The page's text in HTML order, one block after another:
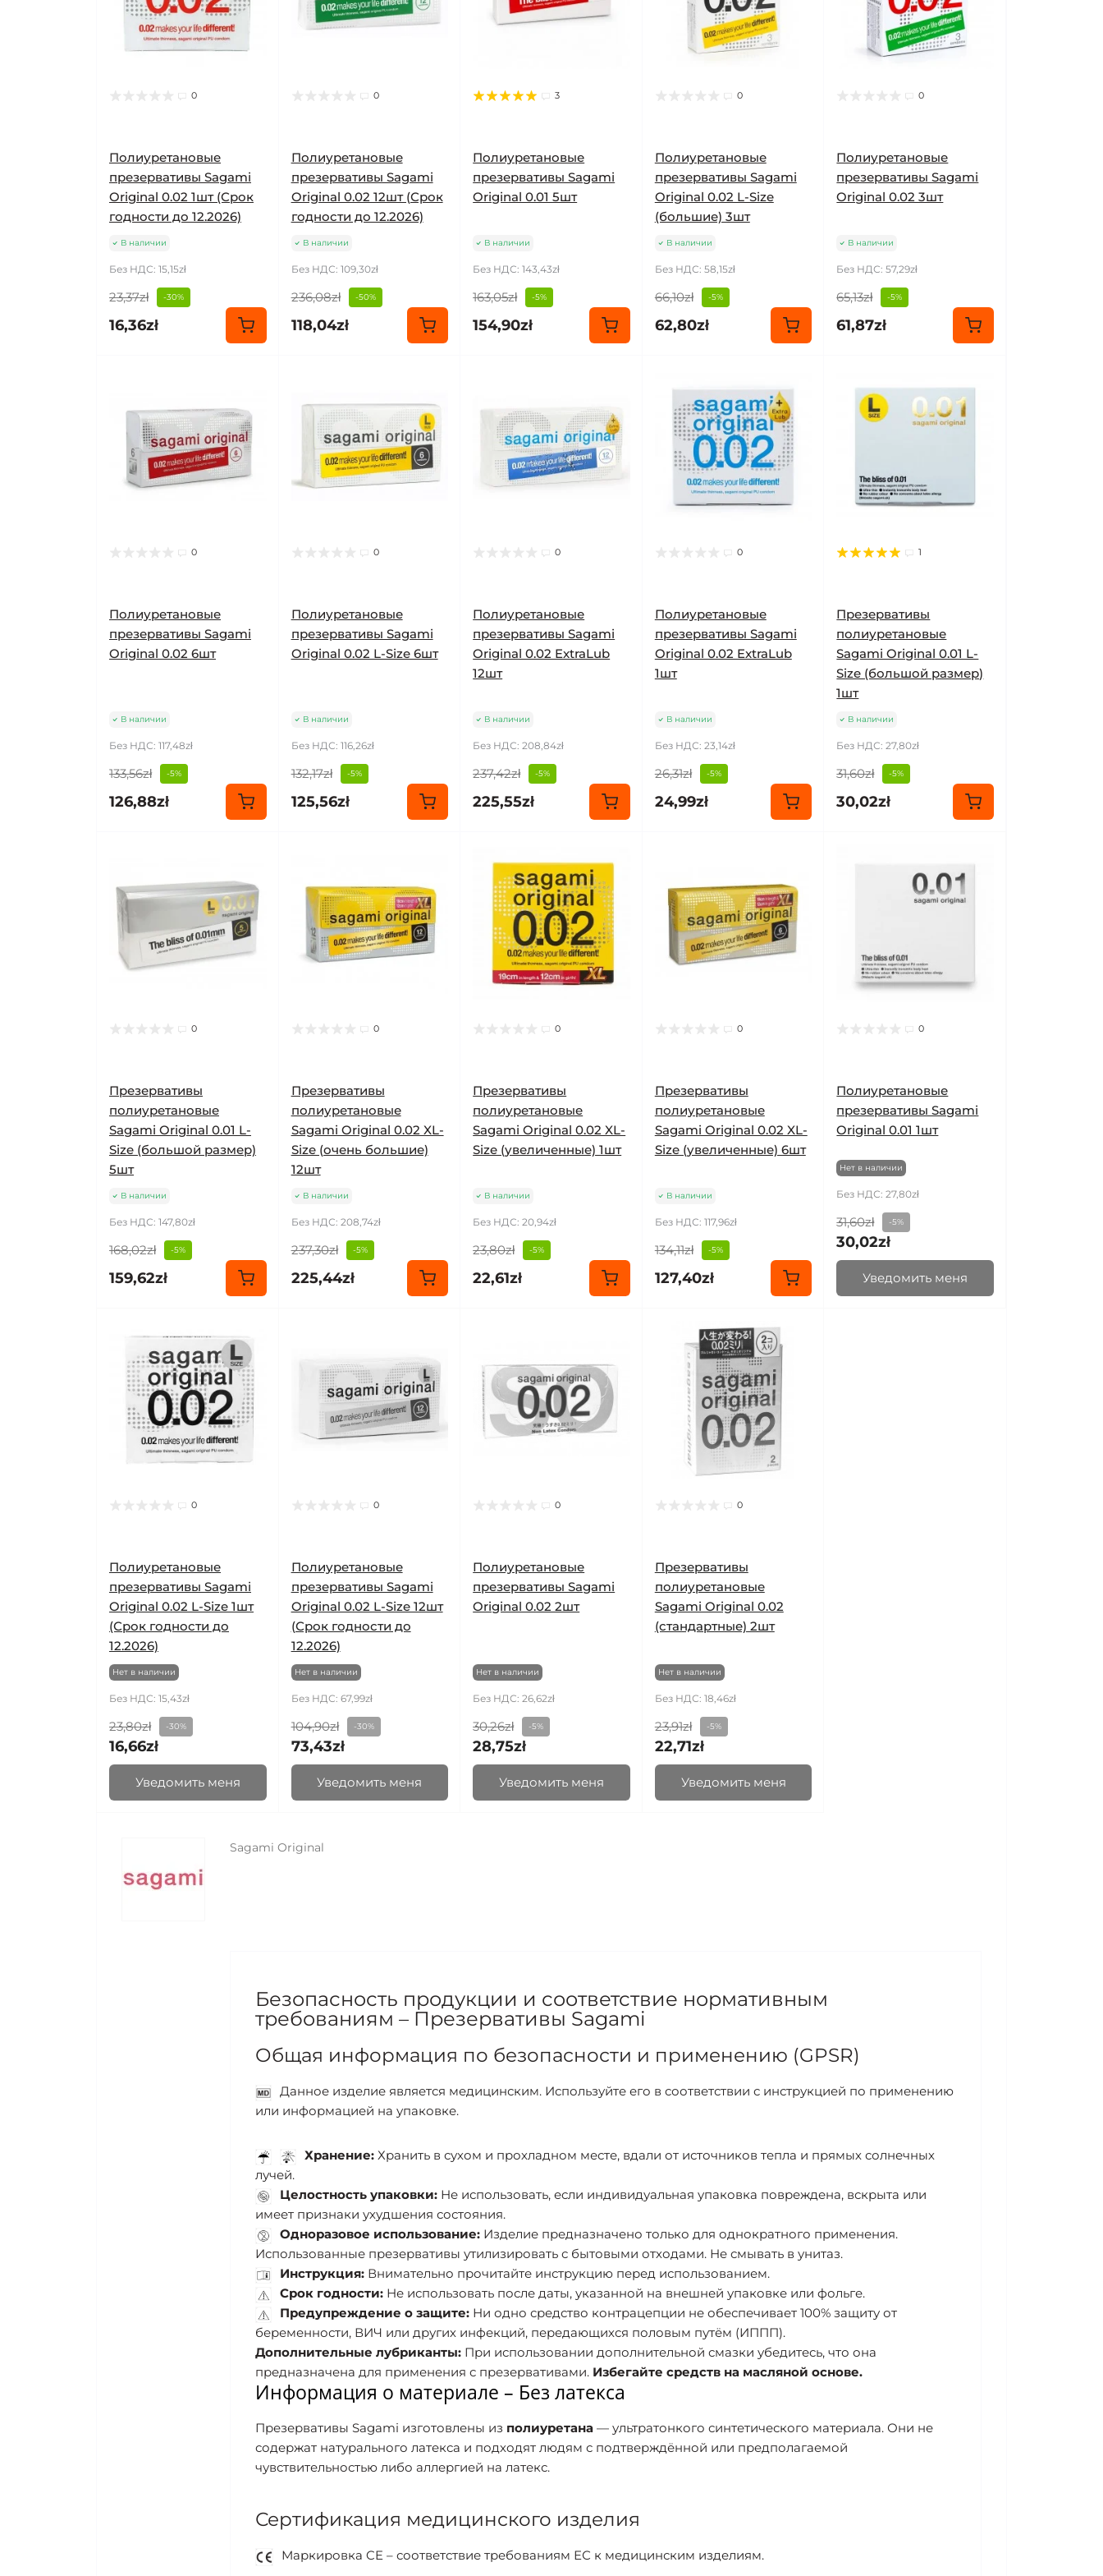
0
Полиуретановые
презервативы Sagami
Original 0.02 1шт (Срок
годности до 12.2026)
В наличии
Без НДС: 15,15zł
23,37zł -30%
16,36zł
0
Полиуретановые
презервативы Sagami
Original 0.02 12шт (Срок
годности до 12.2026)
В наличии
Без НДС: 109,30zł
236,08zł -50%
118,04zł
3
Полиуретановые
презервативы Sagami
Original 0.01 5шт
В наличии
Без НДС: 143,43zł
163,05zł -5%
154,90zł
0
Полиуретановые
презервативы Sagami
Original 0.02 L-Size
(большие) 3шт
В наличии
Без НДС: 58,15zł
66,10zł -5%
62,80zł
0
Полиуретановые
презервативы Sagami
Original 0.02 3шт
В наличии
Без НДС: 57,29zł
65,13zł -5%
61,87zł
0
Полиуретановые
презервативы Sagami
Original 0.02 6шт
В наличии
Без НДС: 117,48zł
133,56zł -5%
126,88zł
0
Полиуретановые
презервативы Sagami
Original 0.02 L-Size 6шт
В наличии
Без НДС: 116,26zł
132,17zł -5%
125,56zł
0
Полиуретановые
презервативы Sagami
Original 0.02 ExtraLub
12шт
В наличии
Без НДС: 208,84zł
237,42zł -5%
225,55zł
0
Полиуретановые
презервативы Sagami
Original 0.02 ExtraLub
1шт
В наличии
Без НДС: 23,14zł
26,31zł -5%
24,99zł
1
Презервативы
полиуретановые
Sagami Original 0.01 L-
Size (большой размер)
1шт
В наличии
Без НДС: 27,80zł
31,60zł -5%
30,02zł
0
Презервативы
полиуретановые
Sagami Original 0.01 L-
Size (большой размер)
5шт
В наличии
Без НДС: 147,80zł
168,02zł -5%
159,62zł
0
Презервативы
полиуретановые
Sagami Original 0.02 XL-
Size (очень большие)
12шт
В наличии
Без НДС: 208,74zł
237,30zł -5%
225,44zł
0
Презервативы
полиуретановые
Sagami Original 0.02 XL-
Size (увеличенные) 1шт
В наличии
Без НДС: 20,94zł
23,80zł -5%
22,61zł
0
Презервативы
полиуретановые
Sagami Original 0.02 XL-
Size (увеличенные) 6шт
В наличии
Без НДС: 117,96zł
134,11zł -5%
127,40zł
0
Полиуретановые
презервативы Sagami
Original 0.01 1шт
Нет в наличии
Без НДС: 27,80zł
31,60zł -5%
30,02zł
Уведомить меня
0
Полиуретановые
презервативы Sagami
Original 0.02 L-Size 1шт
(Срок годности до
12.2026)
Нет в наличии
Без НДС: 15,43zł
23,80zł -30%
16,66zł
Уведомить меня
0
Полиуретановые
презервативы Sagami
Original 0.02 L-Size 12шт
(Срок годности до
12.2026)
Нет в наличии
Без НДС: 67,99zł
104,90zł -30%
73,43zł
Уведомить меня
0
Полиуретановые
презервативы Sagami
Original 0.02 2шт
Нет в наличии
Без НДС: 26,62zł
30,26zł -5%
28,75zł
Уведомить меня
0
Презервативы
полиуретановые
Sagami Original 0.02
(стандартные) 2шт
Нет в наличии
Без НДС: 18,46zł
23,91zł -5%
22,71zł
Уведомить меня
Sagami Original
Безопасность продукции и соответствие нормативным
требованиям – Презервативы Sagami
Общая информация по безопасности и применению (GPSR)
Данное изделие является медицинским. Используйте его в соответствии с инструкцией по применению
или информацией на упаковке.
Хранение: Хранить в сухом и прохладном месте, вдали от источников тепла и прямых солнечных
лучей.
Целостность упаковки: Не использовать, если индивидуальная упаковка повреждена, вскрыта или
имеет признаки ухудшения состояния.
Одноразовое использование: Изделие предназначено только для однократного применения.
Использованные презервативы утилизировать с бытовыми отходами. Не смывать в унитаз.
Инструкция: Внимательно прочитайте инструкцию перед использованием.
Срок годности:Не использовать после даты, указанной на внешней упаковке или фольге.
Предупреждение о защите:Ни одно средство контрацепции не обеспечивает 100% защиту от
беременности, ВИЧ или других инфекций, передающихся половым путём (ИППП).
Дополнительные лубриканты: При использовании дополнительной смазки убедитесь, что она
предназначена для применения с презервативами. Избегайте средств на масляной основе.
Информация о материале – Без латекса
Презервативы Sagami изготовлены из полиуретана — ультратонкого синтетического материала. Они не
содержат натурального латекса и подходят людям с подтверждённой или предполагаемой
чувствительностью либо аллергией на латекс.
Сертификация медицинского изделия
Маркировка CE – соответствие требованиям ЕС к медицинским изделиям.